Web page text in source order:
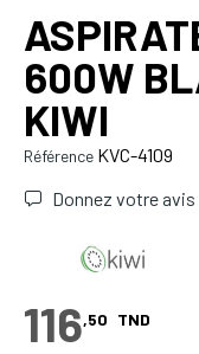
600W
KIWI
Référence KVC-4109
Donnez votre avis
116,50 TND